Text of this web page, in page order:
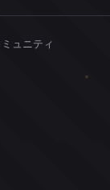
ュニティ